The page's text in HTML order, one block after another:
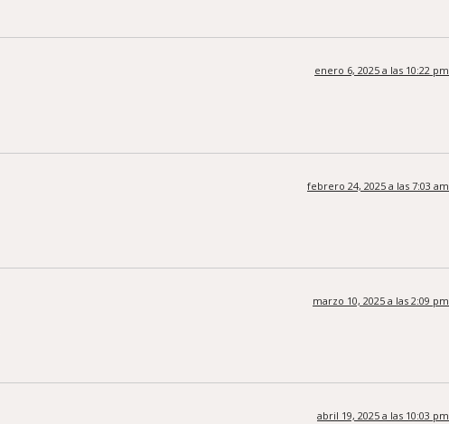
enero 6, 2025 a las 10:22 pm
febrero 24, 2025 a las 7:03 am
marzo 10, 2025 a las 2:09 pm
abril 19, 2025 a las 10:03 pm